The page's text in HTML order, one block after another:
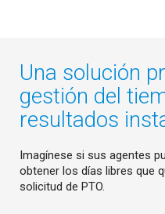
Una solución
gestión del
resultados
Imagínese si sus agentes
obtener los días libres que
solicitud de PTO.